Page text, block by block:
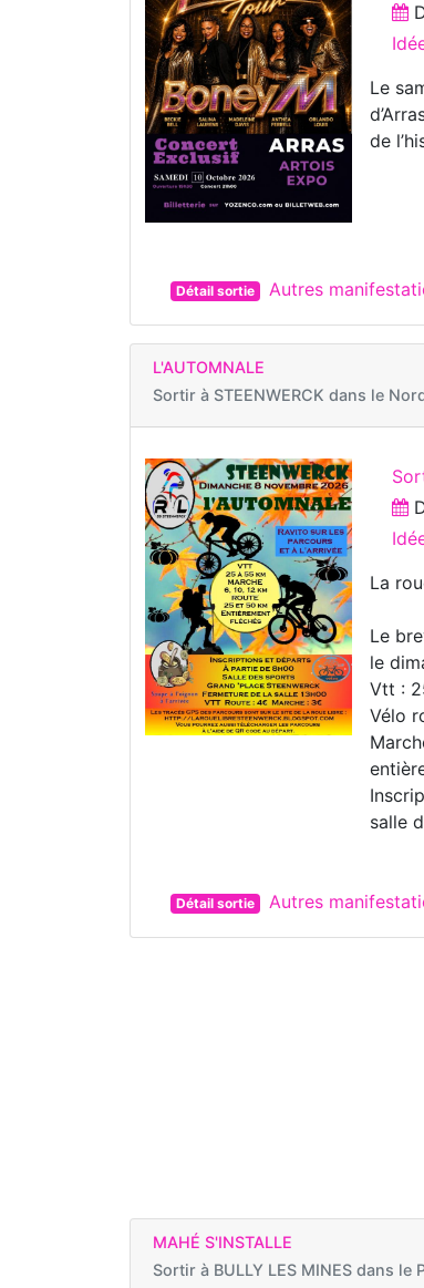
Le
de
Détail sortie Autres
L'AUTOMNALE
Sortir à STEENWERCK dans le
La
Le
le
Vtt :
Vélo
salle
Détail sortie Autres
MAHÉ S'INSTALLE
Sortir à BULLY LES MINES dans le